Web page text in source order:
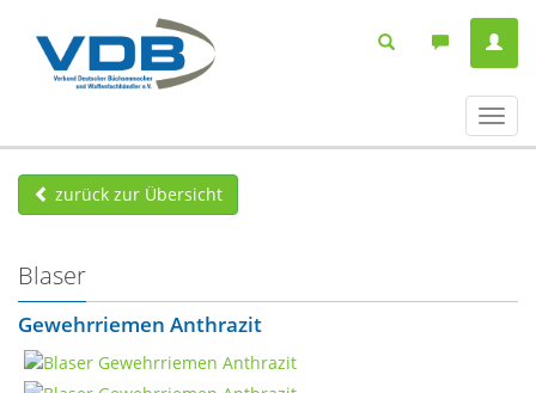
ein-/
zurück zur Übersicht
Blaser
Gewehrriemen Anthrazit